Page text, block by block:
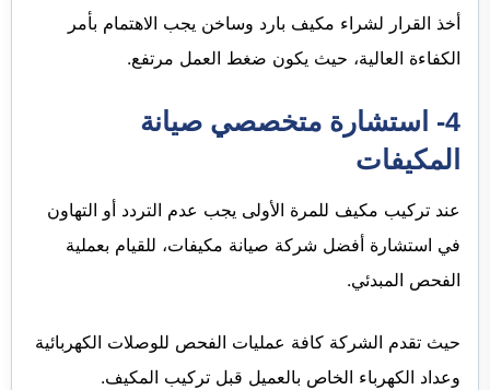
أخذ القرار لشراء مكيف بارد وساخن يجب الاهتمام بأمر
الكفاءة العالية، حيث يكون ضغط العمل مرتفع.
4- استشارة متخصصي صيانة
المكيفات
عند تركيب مكيف للمرة الأولى يجب عدم التردد أو التهاون
في استشارة أفضل شركة صيانة مكيفات، للقيام بعملية
الفحص المبدئي.
حيث تقدم الشركة كافة عمليات الفحص للوصلات الكهربائية
وعداد الكهرباء الخاص بالعميل قبل تركيب المكيف.